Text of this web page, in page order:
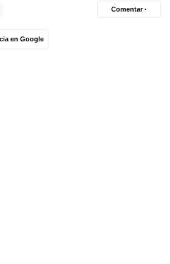
en Google
Comentar ·